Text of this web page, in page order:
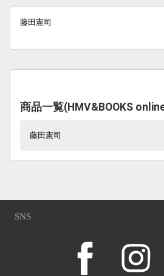
藤田憲司
商品一覧(HMV&BOOKS
藤田憲司
SNS